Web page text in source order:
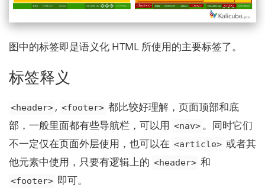
图中的标签即是语义化 HTML 所使用的主要标签了。
标签释义
<header> , <footer> 都比较好理解，页面顶部和底
部，一般里面都有些导航栏，可以用 <nav> 。同时它们
不一定仅在页面外层使用，也可以在 <article> 或者其
他元素中使用，只要有逻辑上的 <header> 和
<footer> 即可。